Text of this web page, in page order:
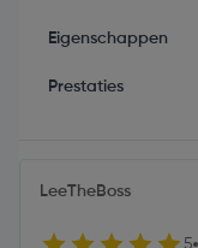
Eigenschappen
Prestaties
LeeTheBoss
5